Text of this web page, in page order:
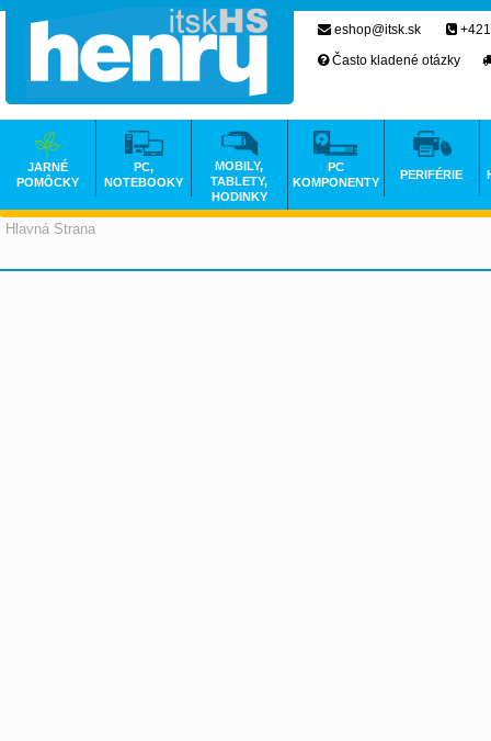
Hlavná Strana
eshop@itsk.sk
Často kladené otázky
JARNÉ
POMÔCKY
PC,
NOTEBOOKY
MOBILY,
TABLETY,
HODINKY
PC
KOMPONENTY
PERIFÉRIE